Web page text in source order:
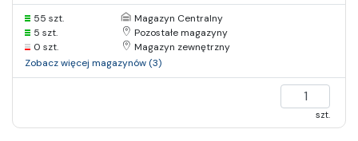
55 szt.
Magazyn Centralny
5 szt.
Pozostałe magazyny
0 szt.
Magazyn zewnętrzny
Zobacz więcej magazynów (3)
szt.